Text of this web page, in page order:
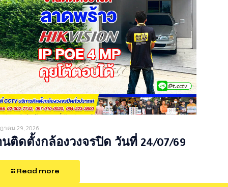
าคม 29, 2026
นติดตั้งกล้องวงจรปิด วันที่ 24/07/69
Read more